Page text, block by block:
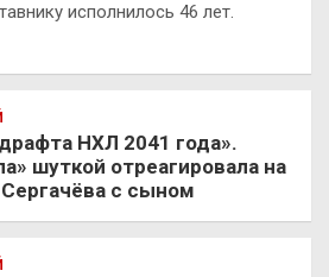
исполнилось 46 лет.
НХЛ 2041 года».
шуткой отреагировала на
с сыном